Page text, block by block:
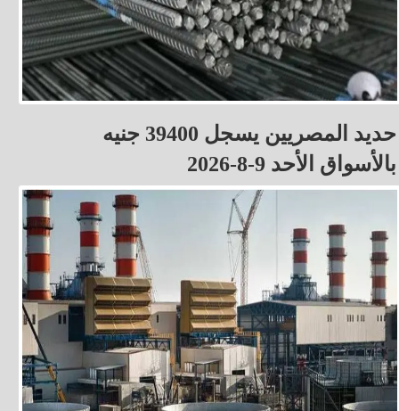
حديد المصريين يسجل 39400 جنيه
بالأسواق الأحد 9-8-2026